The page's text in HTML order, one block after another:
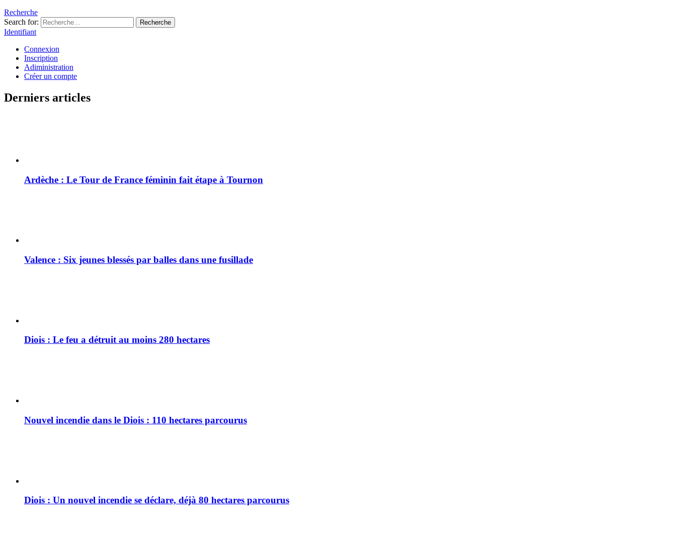
Recherche
Search for:
Recherche
Identifiant
Connexion
Inscription
Adiministration
Créer un compte
Derniers articles
Ardèche : Le Tour de France féminin fait étape à Tournon
Valence : Six jeunes blessés par balles dans une fusillade
Diois : Le feu a détruit au moins 280 hectares
Nouvel incendie dans le Diois : 110 hectares parcourus
Diois : Un nouvel incendie se déclare, déjà 80 hectares parcourus